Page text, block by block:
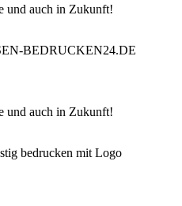
und auch in Zukunft!
und auch in Zukunft!